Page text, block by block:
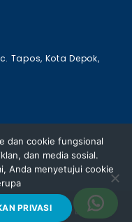
Tapos, Kota Depok,
Luxury Bus
dan cookie fungsional
dan media sosial.
Anda menyetujui cookie
PRIVASI